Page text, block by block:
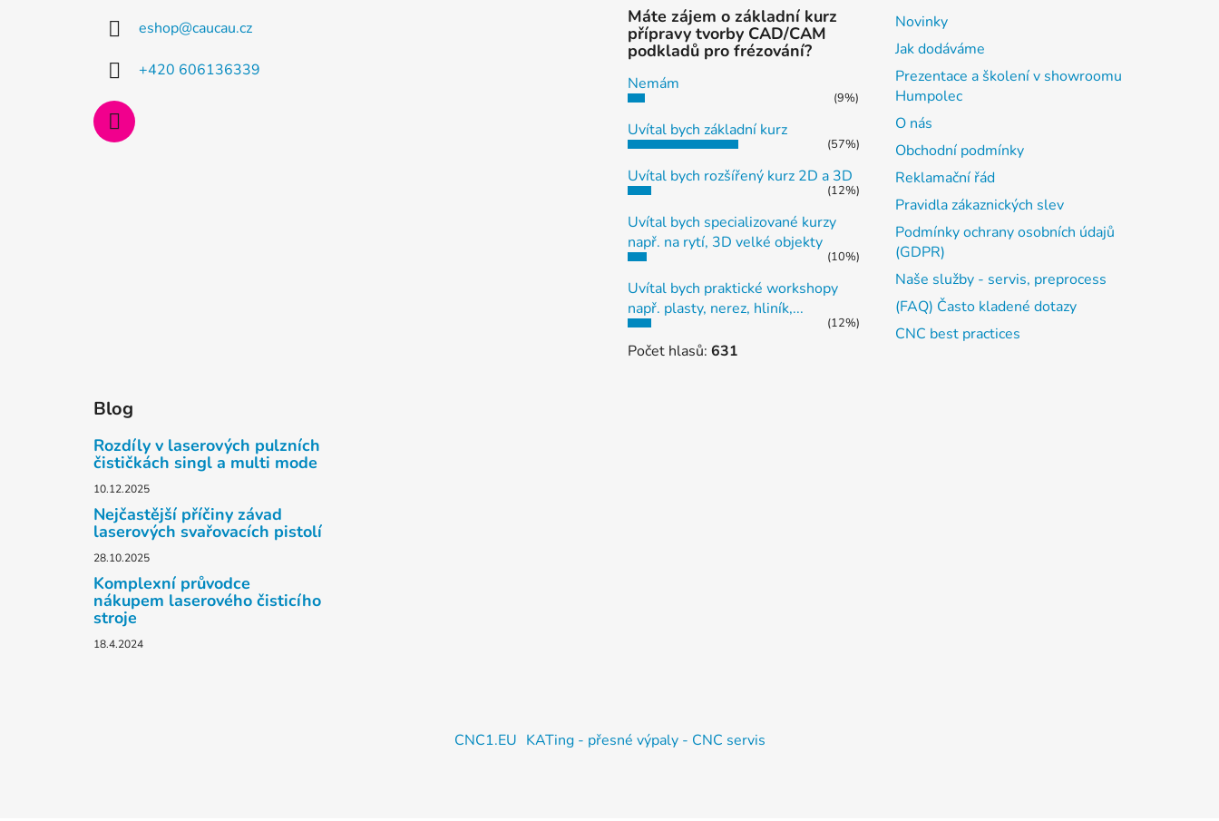
eshop@caucau.cz
+420 606136339
Máte zájem o základní kurz
přípravy tvorby CAD/CAM
podkladů pro frézování?
Nemám
(9%)
Uvítal bych základní kurz
(57%)
Uvítal bych rozšířený kurz 2D a 3D
(12%)
Uvítal bych specializované kurzy
např. na rytí, 3D velké objekty
(10%)
Uvítal bych praktické workshopy
např. plasty, nerez, hliník,...
(12%)
Počet hlasů: 631
Novinky
Jak dodáváme
Prezentace a školení v showroomu
Humpolec
O nás
Obchodní podmínky
Reklamační řád
Pravidla zákaznických slev
Podmínky ochrany osobních údajů
(GDPR)
Naše služby - servis, preprocess
(FAQ) Často kladené dotazy
CNC best practices
Blog
Rozdíly v laserových pulzních
čističkách singl a multi mode
10.12.2025
Nejčastější příčiny závad
laserových svařovacích pistolí
28.10.2025
Komplexní průvodce
nákupem laserového čisticího
stroje
18.4.2024
CNC1.EU KATing - přesné výpaly - CNC servis